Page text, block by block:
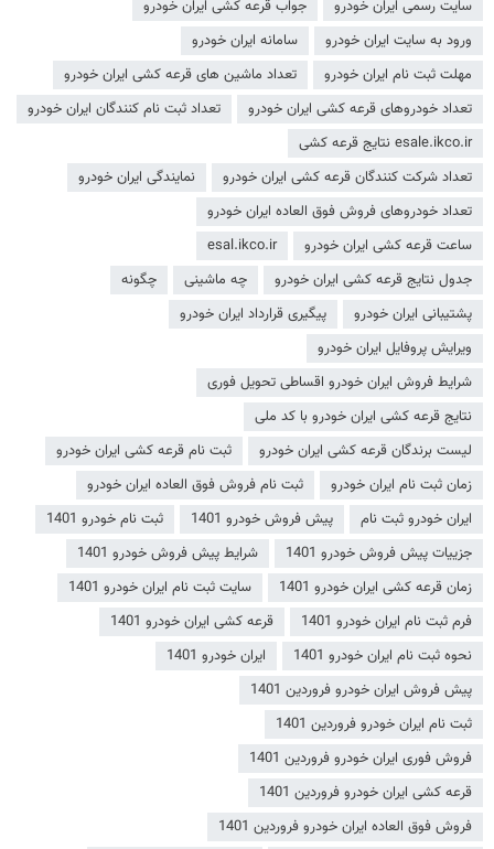
سایت رسمی ایران خودرو
جواب قرعه کشی ایران خودرو
ورود به سایت ایران خودرو
سامانه ایران خودرو
مهلت ثبت نام ایران خودرو
تعداد ماشین های قرعه کشی ایران خودرو
تعداد خودروهای قرعه کشی ایران خودرو
تعداد ثبت نام کنندگان ایران خودرو
esale.ikco.ir نتایج قرعه کشی
تعداد شرکت کنندگان قرعه کشی ایران خودرو
نمایندگی ایران خودرو
تعداد خودروهای فروش فوق العاده ایران خودرو
ساعت قرعه کشی ایران خودرو
esal.ikco.ir
جدول نتایج قرعه کشی ایران خودرو
چه ماشینی
چگونه
پشتیبانی ایران خودرو
پیگیری قرارداد ایران خودرو
ویرایش پروفایل ایران خودرو
شرایط فروش ایران خودرو اقساطی تحویل فوری
نتایج قرعه کشی ایران خودرو با کد ملی
لیست برندگان قرعه کشی ایران خودرو
ثبت نام قرعه کشی ایران خودرو
زمان ثبت نام ایران خودرو
ثبت نام فروش فوق العاده ایران خودرو
ایران خودرو ثبت نام
پیش فروش خودرو 1401
ثبت نام خودرو 1401
جزییات پیش فروش خودرو 1401
شرایط پیش فروش خودرو 1401
زمان قرعه کشی ایران خودرو 1401
سایت ثبت نام ایران خودرو 1401
فرم ثبت نام ایران خودرو 1401
قرعه کشی ایران خودرو 1401
نحوه ثبت نام ایران خودرو 1401
ایران خودرو 1401
پیش فروش ایران خودرو فروردین 1401
ثبت نام ایران خودرو فروردین 1401
فروش فوری ایران خودرو فروردین 1401
قرعه کشی ایران خودرو فروردین 1401
فروش فوق العاده ایران خودرو فروردین 1401